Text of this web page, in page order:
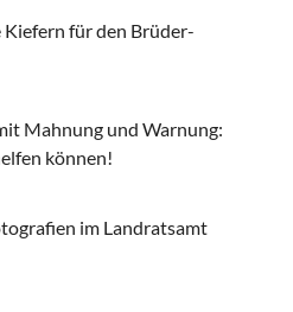
für den Brüder-
Mahnung und Warnung:
können!
im Landratsamt